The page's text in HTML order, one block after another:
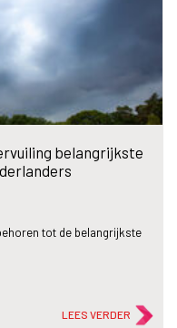
belangrijkste
tot de belangrijkste
LEES VERDER